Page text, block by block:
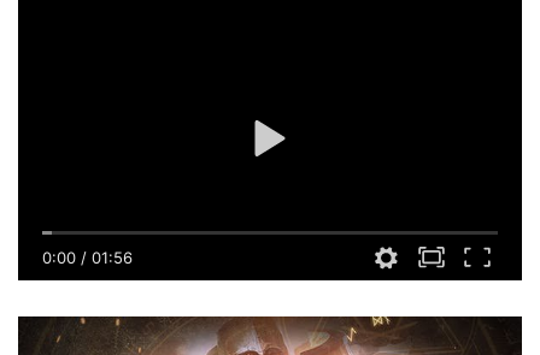
0:00 / 01:56